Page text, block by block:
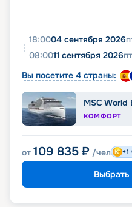
18:0004 сентября 2026
08:0011 сентября 2026пт
Вы посетите 4 страны:
MSC World
КОМФОРТ
от 109 835 ₽ /чел +1
Выбрать